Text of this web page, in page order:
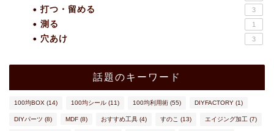
打つ・留める 3
測る 1
穴あけ 3
話題のキーワード
100均BOX (14) 100均シール (11) 100均利用術 (55) DIYFACTORY (1)
DIYパーツ (8) MDF (8) おすすめ工具 (4) すのこ (13) エイジング加工 (7)